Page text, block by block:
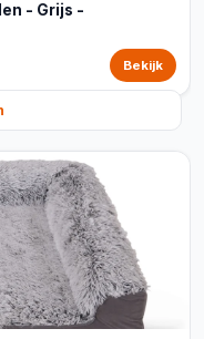
- Grijs -
Bekijk